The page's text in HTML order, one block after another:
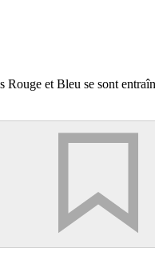
et Bleu se sont